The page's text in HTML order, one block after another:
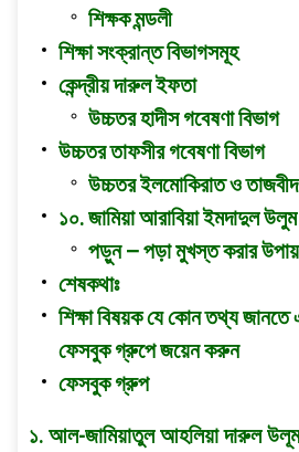
শিক্ষক মন্ডলী
শিক্ষা সংক্রান্ত বিভাগসমূহ
কেন্দ্রীয় দারুল ইফতা
উচ্চতর হাদীস গবেষণা বিভাগ
উচ্চতর তাফসীর গবেষণা বিভাগ
উচ্চতর ইলমোকিরাত ও তাজবীদ
১০. জামিয়া আরাবিয়া ইমদাদুল উলুম
পড়ুন – পড়া মুখস্ত করার উপায়
শেষকথাঃ
শিক্ষা বিষয়ক যে কোন তথ্য জানতে
ফেসবুক গ্রুপে জয়েন করুন
ফেসবুক গ্রুপ
১. আল-জামিয়াতুল আহলিয়া দারুল